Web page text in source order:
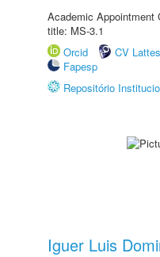
Academic Appointment
title: MS-3.1
Orcid
CV Lattes
Fapesp
Repositório
Iguer Luis